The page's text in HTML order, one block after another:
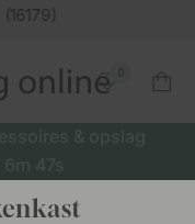
.
0
.
& opslag
6m 45s